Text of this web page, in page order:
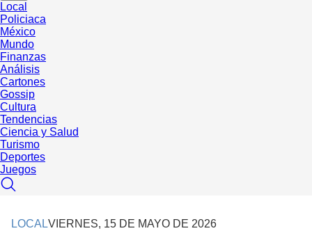
Local
Policiaca
México
Mundo
Finanzas
Análisis
Cartones
Gossip
Cultura
Tendencias
Ciencia y Salud
Turismo
Deportes
Juegos
LOCALVIERNES, 15 DE MAYO DE 2026